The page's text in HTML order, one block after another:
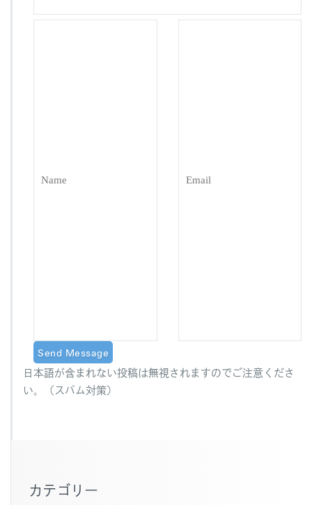
日本語が含まれない投稿は無視されますのでご注意くださ
い。（スパム対策）
カテゴリー